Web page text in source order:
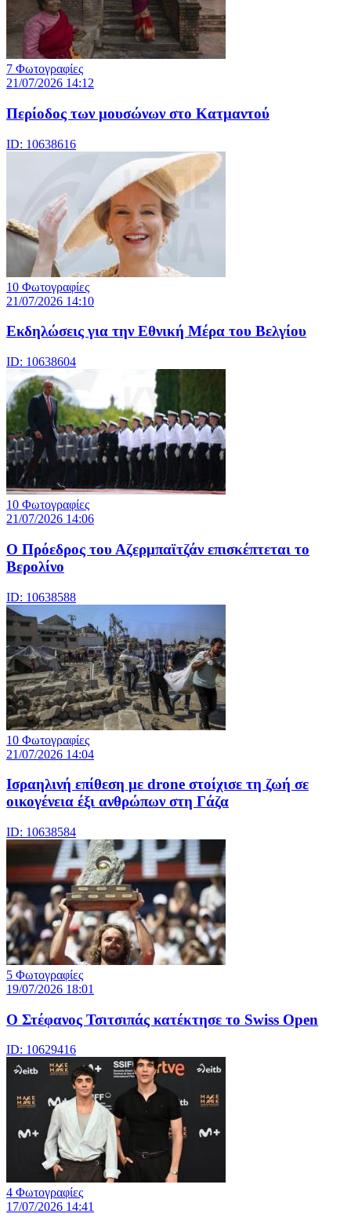
7 Φωτογραφίες
21/07/2026 14:12
Περίοδος των μουσώνων στο Κατμαντού
ID: 10638616
10 Φωτογραφίες
21/07/2026 14:10
Eκδηλώσεις για την Εθνική Μέρα του Βελγίου
ID: 10638604
10 Φωτογραφίες
21/07/2026 14:06
Ο Πρόεδρος του Αζερμπαϊτζάν επισκέπτεται το
Βερολίνο
ID: 10638588
10 Φωτογραφίες
21/07/2026 14:04
Iσραηλινή επίθεση με drone στοίχισε τη ζωή σε
οικογένεια έξι ανθρώπων στη Γάζα
ID: 10638584
5 Φωτογραφίες
19/07/2026 18:01
Ο Στέφανος Τσιτσιπάς κατέκτησε το Swiss Open
ID: 10629416
4 Φωτογραφίες
17/07/2026 14:41